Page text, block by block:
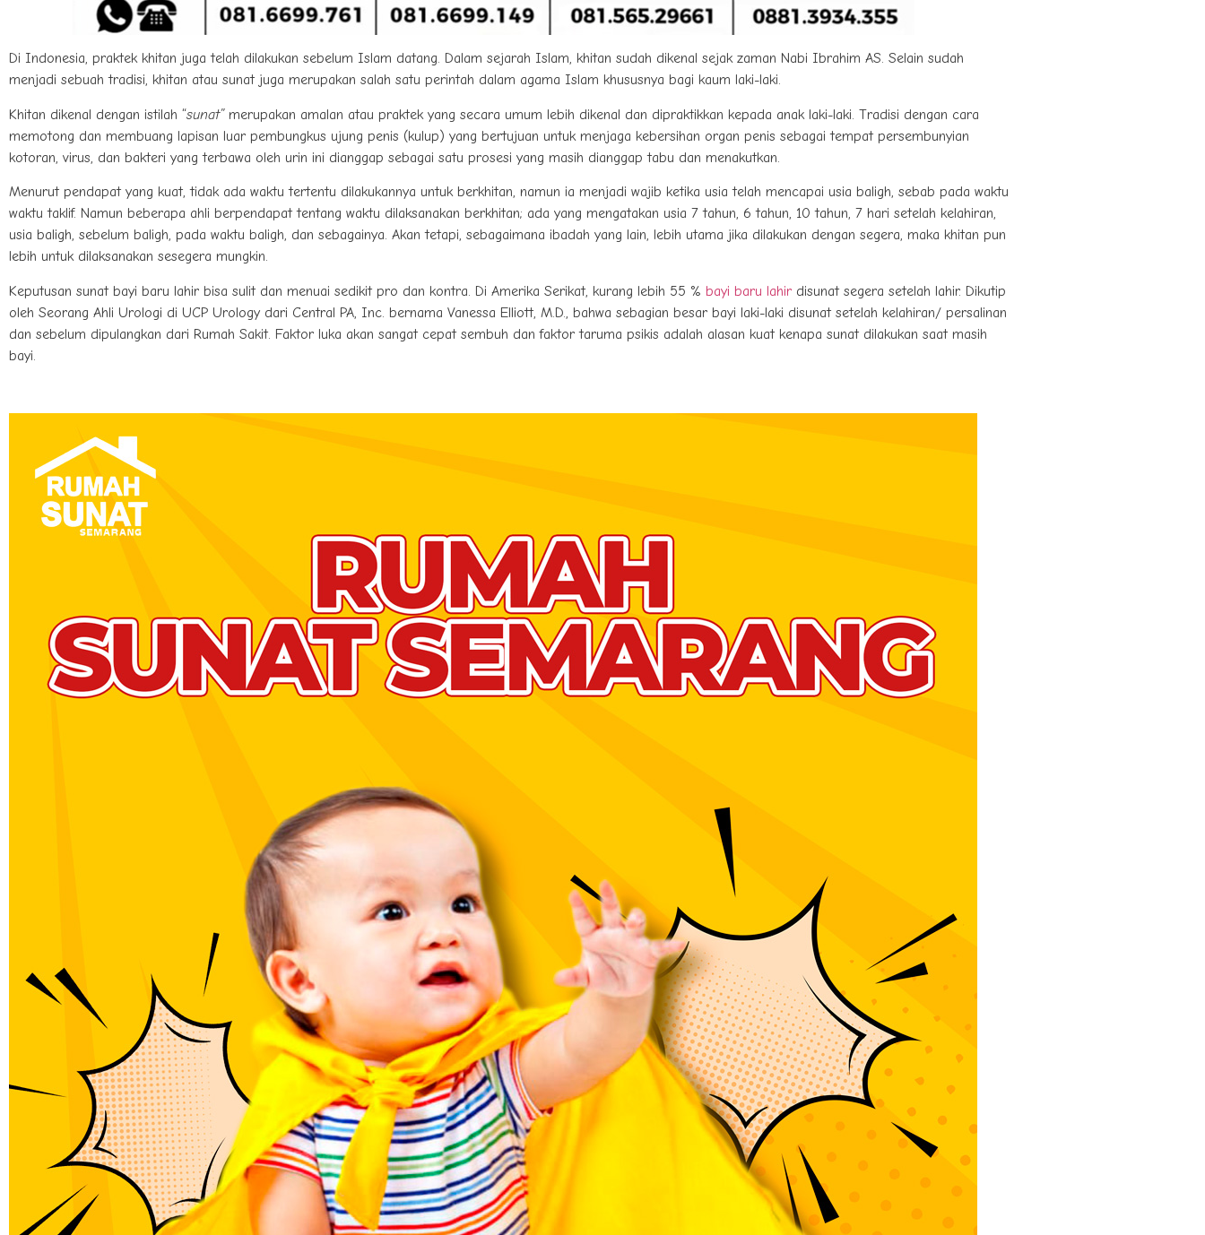
Di Indonesia, praktek khitan juga telah dilakukan sebelum Islam datang. Dalam sejarah Islam, khitan sudah dikenal sejak zaman Nabi Ibrahim AS. Selain sudah
menjadi sebuah tradisi, khitan atau sunat juga merupakan salah satu perintah dalam agama Islam khususnya bagi kaum laki-laki.
Khitan dikenal dengan istilah “sunat” merupakan amalan atau praktek yang secara umum lebih dikenal dan dipraktikkan kepada anak laki-laki. Tradisi dengan cara
memotong dan membuang lapisan luar pembungkus ujung penis (kulup) yang bertujuan untuk menjaga kebersihan organ penis sebagai tempat persembunyian
kotoran, virus, dan bakteri yang terbawa oleh urin ini dianggap sebagai satu prosesi yang masih dianggap tabu dan menakutkan.
Menurut pendapat yang kuat, tidak ada waktu tertentu dilakukannya untuk berkhitan, namun ia menjadi wajib ketika usia telah mencapai usia baligh, sebab pada waktu
waktu taklif. Namun beberapa ahli berpendapat tentang waktu dilaksanakan berkhitan; ada yang mengatakan usia 7 tahun, 6 tahun, 10 tahun, 7 hari setelah kelahiran,
usia baligh, sebelum baligh, pada waktu baligh, dan sebagainya. Akan tetapi, sebagaimana ibadah yang lain, lebih utama jika dilakukan dengan segera, maka khitan pun
lebih untuk dilaksanakan sesegera mungkin.
Keputusan sunat bayi baru lahir bisa sulit dan menuai sedikit pro dan kontra. Di Amerika Serikat, kurang lebih 55 % bayi baru lahir disunat segera setelah lahir. Dikutip
oleh Seorang Ahli Urologi di UCP Urology dari Central PA, Inc. bernama Vanessa Elliott, M.D., bahwa sebagian besar bayi laki-laki disunat setelah kelahiran/ persalinan
dan sebelum dipulangkan dari Rumah Sakit. Faktor luka akan sangat cepat sembuh dan faktor taruma psikis adalah alasan kuat kenapa sunat dilakukan saat masih
bayi.